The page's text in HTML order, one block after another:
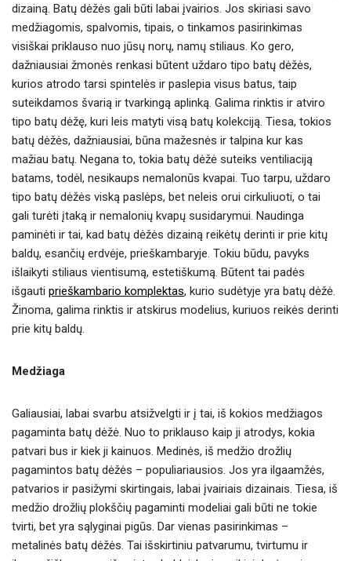
dizainą. Batų dėžės gali būti labai įvairios. Jos skiriasi savo
medžiagomis, spalvomis, tipais, o tinkamos pasirinkimas
visiškai priklauso nuo jūsų norų, namų stiliaus. Ko gero,
dažniausiai žmonės renkasi būtent uždaro tipo batų dėžės,
kurios atrodo tarsi spintelės ir paslepia visus batus, taip
suteikdamos švarią ir tvarkingą aplinką. Galima rinktis ir atviro
tipo batų dėžę, kuri leis matyti visą batų kolekciją. Tiesa, tokios
batų dėžės, dažniausiai, būna mažesnės ir talpina kur kas
mažiau batų. Negana to, tokia batų dėžė suteiks ventiliaciją
batams, todėl, nesikaups nemalonūs kvapai. Tuo tarpu, uždaro
tipo batų dėžės viską paslėps, bet neleis orui cirkuliuoti, o tai
gali turėti įtaką ir nemalonių kvapų susidarymui. Naudinga
paminėti ir tai, kad batų dėžės dizainą reikėtų derinti ir prie kitų
baldų, esančių erdvėje, prieškambaryje. Tokiu būdu, pavyks
išlaikyti stiliaus vientisumą, estetiškumą. Būtent tai padės
išgauti prieškambario komplektas, kurio sudėtyje yra batų dėžė.
Žinoma, galima rinktis ir atskirus modelius, kuriuos reikės derinti
prie kitų baldų.
Medžiaga
Galiausiai, labai svarbu atsižvelgti ir į tai, iš kokios medžiagos
pagaminta batų dėžė. Nuo to priklauso kaip ji atrodys, kokia
patvari bus ir kiek ji kainuos. Medinės, iš medžio drožlių
pagamintos batų dėžės – populiariausios. Jos yra ilgaamžės,
patvarios ir pasižymi skirtingais, labai įvairiais dizainais. Tiesa, iš
medžio drožlių plokščių pagaminti modeliai gali būti ne tokie
tvirti, bet yra sąlyginai pigūs. Dar vienas pasirinkimas –
metalinės batų dėžės. Tai išskirtiniu patvarumu, tvirtumu ir